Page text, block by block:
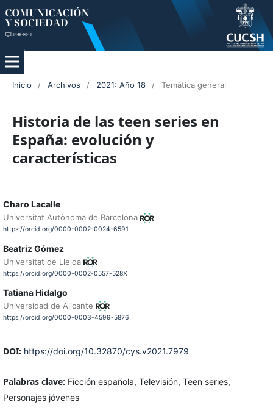
Inicio / Archivos / 2021: Año 18 / Temática general
Historia de las teen series en
España: evolución y
características
Charo Lacalle
Universitat Autònoma de Barcelona
https://orcid.org/0000-0002-0024-6591
Beatriz Gómez
Universitat de Lleida
https://orcid.org/0000-0002-0557-528X
Tatiana Hidalgo
Universidad de Alicante
https://orcid.org/0000-0003-4599-5876
DOI: https://doi.org/10.32870/cys.v2021.7979
Palabras clave: Ficción española, Televisión, Teen series,
Personajes jóvenes